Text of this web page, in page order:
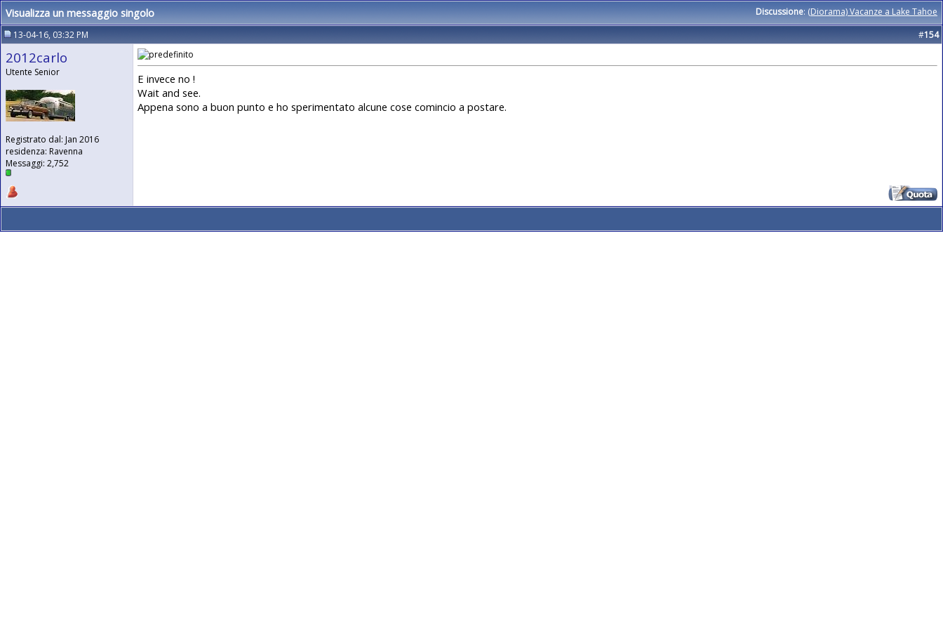
Discussione: (Diorama) Vacanze a Lake Tahoe
Visualizza un messaggio singolo
13-04-16, 03:32 PM #154
2012carlo
Utente Senior
Registrato dal: Jan 2016
residenza: Ravenna
Messaggi: 2,752
E invece no !
Wait and see.
Appena sono a buon punto e ho sperimentato alcune cose comincio a postare.